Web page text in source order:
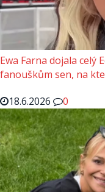
Ewa Farna dojala celý
fanouškům sen, na
18.6.2026
0